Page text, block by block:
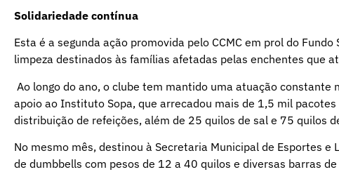
Solidariedade contínua
Esta é a segunda ação promovida pelo CCMC em prol do
limpeza destinados às famílias afetadas pelas enchentes que
Ao longo do ano, o clube tem mantido uma atuação constante
apoio ao Instituto Sopa, que arrecadou mais de 1,5 mil
distribuição de refeições, além de 25 quilos de sal e 75 quilos
No mesmo mês, destinou à Secretaria Municipal de Esportes
de dumbbells com pesos de 12 a 40 quilos e diversas barras